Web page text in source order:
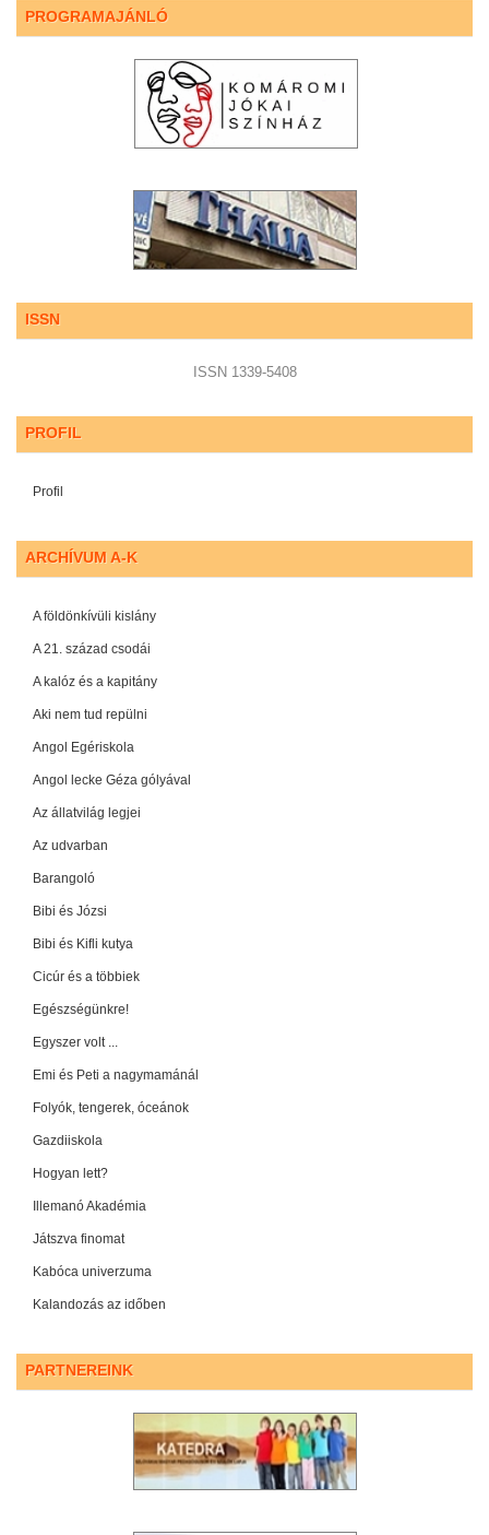
PROGRAMAJÁNLÓ
ISSN
ISSN 1339-5408
PROFIL
Profil
ARCHÍVUM A-K
A földönkívüli kislány
A 21. század csodái
A kalóz és a kapitány
Aki nem tud repülni
Angol Egériskola
Angol lecke Géza gólyával
Az állatvilág legjei
Az udvarban
Barangoló
Bibi és Józsi
Bibi és Kifli kutya
Cicúr és a többiek
Egészségünkre!
Egyszer volt ...
Emi és Peti a nagymamánál
Folyók, tengerek, óceánok
Gazdiiskola
Hogyan lett?
Illemanó Akadémia
Játszva finomat
Kabóca univerzuma
Kalandozás az időben
PARTNEREINK